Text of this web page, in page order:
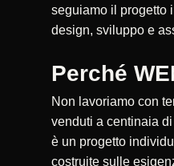
seguiamo il progetto
design, sviluppo e
Perché
Non lavoriamo con
venduti a centinaia
è un progetto
costruite sulle